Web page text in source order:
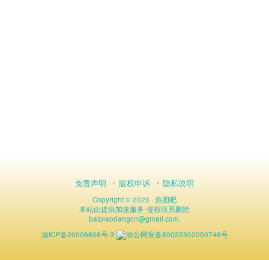
免责声明 版权申诉 隐私说明
Copyright © 2023 ·热图吧
本站由提供加速服务-侵权联系删除
baipiaodangcn@gmail.com.
渝ICP备20006606号-3
渝公网安备50022302000746号